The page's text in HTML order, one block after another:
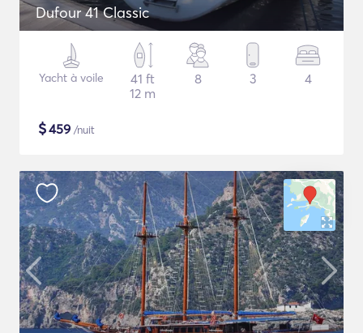
Dufour 41 Classic
Yacht à voile
41 ft
12 m
8 3 4
$459 /nuit